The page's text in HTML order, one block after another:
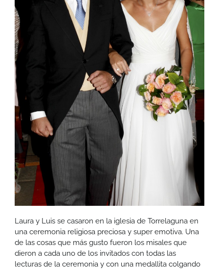
Laura y Luis se casaron en la iglesia de Torrelaguna en
una ceremonia religiosa preciosa y super emotiva. Una
de las cosas que más gusto fueron los misales que
dieron a cada uno de los invitados con todas las
lecturas de la ceremonia y con una medallita colgando